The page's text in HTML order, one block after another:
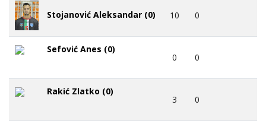
Stojanović Aleksandar (0) 10 0
Sefović Anes (0)
0 0
Rakić Zlatko (0)
3 0